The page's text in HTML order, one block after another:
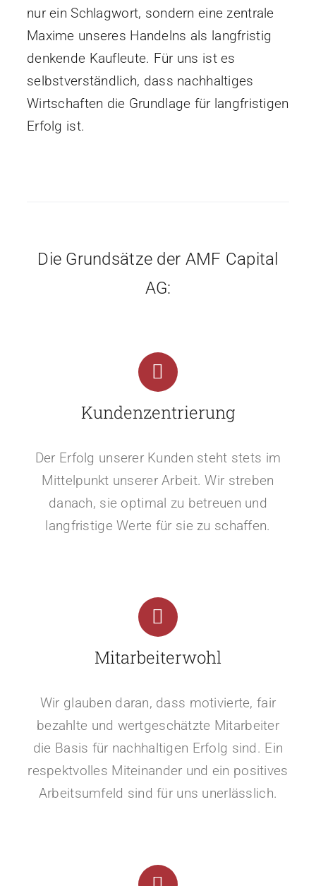
nur ein Schlagwort, sondern eine zentrale
Maxime unseres Handelns als langfristig
denkende Kaufleute. Für uns ist es
selbstverständlich, dass nachhaltiges
Wirtschaften die Grundlage für langfristigen
Erfolg ist.
Die Grundsätze der AMF Capital
AG:
Kundenzentrierung
Der Erfolg unserer Kunden steht stets im
Mittelpunkt unserer Arbeit. Wir streben
danach, sie optimal zu betreuen und
langfristige Werte für sie zu schaffen.
Mitarbeiterwohl
Wir glauben daran, dass motivierte, fair
bezahlte und wertgeschätzte Mitarbeiter
die Basis für nachhaltigen Erfolg sind. Ein
respektvolles Miteinander und ein positives
Arbeitsumfeld sind für uns unerlässlich.